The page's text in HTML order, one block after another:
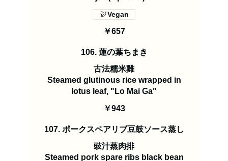
￥657
Vegan
106. 蓮の葉ちまき
古法糯米雞
Steamed glutinous rice wrapped in
lotus leaf, "Lo Mai Ga"
￥943
107. ポークスペアリブ豆鼓ソース蒸し
豉汁蒸肉排
Steamed pork spare ribs black bean